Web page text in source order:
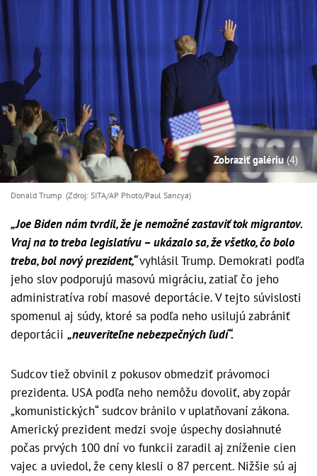
Zobraziť galériu(4)
Donald Trump (Zdroj: SITA/AP Photo/Paul Sancya)
„Joe Biden nám tvrdil, že je nemožné zastaviť tok migrantov.
Vraj na to treba legislatívu – ukázalo sa, že všetko, čo bolo
treba, bol nový prezident,“vyhlásil Trump. Demokrati podľa
jeho slov podporujú masovú migráciu, zatiaľ čo jeho
administratíva robí masové deportácie. V tejto súvislosti
spomenul aj súdy, ktoré sa podľa neho usilujú zabrániť
deportácii „neuveriteľne nebezpečných ľudí“.
Sudcov tiež obvinil z pokusov obmedziť právomoci
prezidenta. USA podľa neho nemôžu dovoliť, aby zopár
„komunistických“ sudcov bránilo v uplatňovaní zákona.
Americký prezident medzi svoje úspechy dosiahnuté
počas prvých 100 dní vo funkcii zaradil aj zníženie cien
vajec a uviedol, že ceny klesli o 87 percent. Nižšie sú aj